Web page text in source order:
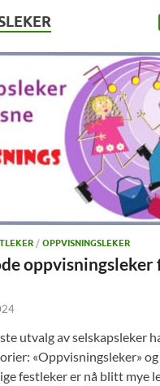
/OPPVISNINGSLEKER
oppvisningsleker
utvalg av selskapsleker
«Oppvisningsleker»
festleker er nå blitt mye